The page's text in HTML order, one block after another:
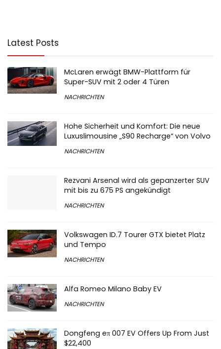
Latest Posts
McLaren erwägt BMW-Plattform für
Super-SUV mit 2 oder 4 Türen
NACHRICHTEN
Hohe Sicherheit und Komfort: Die neue
Luxuslimousine „S90 Recharge“ von Volvo
NACHRICHTEN
Rezvani Arsenal wird als gepanzerter SUV
mit bis zu 675 PS angekündigt
NACHRICHTEN
Volkswagen ID.7 Tourer GTX bietet Platz
und Tempo
NACHRICHTEN
Alfa Romeo Milano Baby EV
NACHRICHTEN
Dongfeng eπ 007 EV Offers Up From Just
$22,400